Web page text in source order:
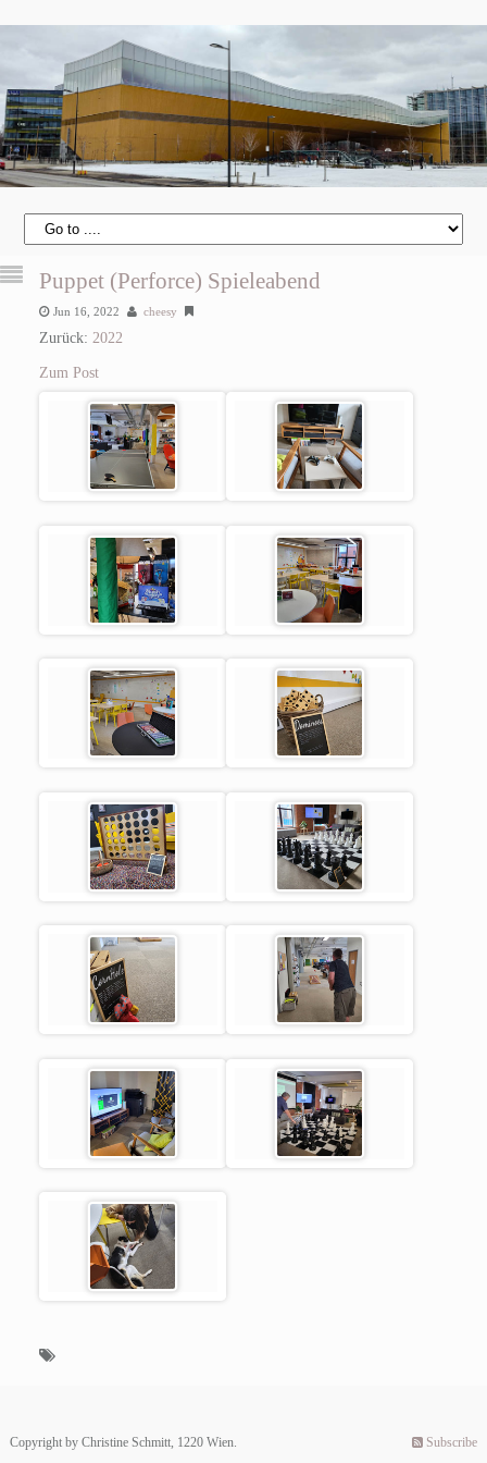
Puppet (Perforce) Spieleabend
Jun 16, 2022 cheesy
Zurück: 2022
Zum Post
Copyright by Christine Schmitt, 1220 Wien. Subscribe